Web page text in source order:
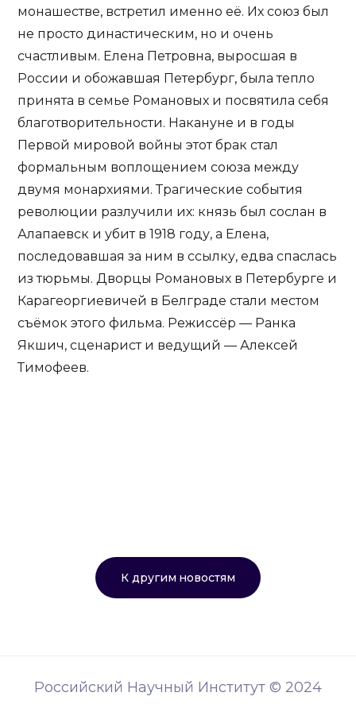
монашестве, встретил именно её. Их союз был
не просто династическим, но и очень
счастливым. Елена Петровна, выросшая в
России и обожавшая Петербург, была тепло
принята в семье Романовых и посвятила себя
благотворительности. Накануне и в годы
Первой мировой войны этот брак стал
формальным воплощением союза между
двумя монархиями. Трагические события
революции разлучили их: князь был сослан в
Алапаевск и убит в 1918 году, а Елена,
последовавшая за ним в ссылку, едва спаслась
из тюрьмы. Дворцы Романовых в Петербурге и
Карагеоргиевичей в Белграде стали местом
съёмок этого фильма. Режиссёр — Ранка
Якшич, сценарист и ведущий — Алексей
Тимофеев.
К другим новостям
Российский Научный Институт © 2024